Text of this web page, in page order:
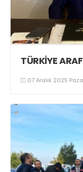
TÜRKİYE
07 Aralık 2025